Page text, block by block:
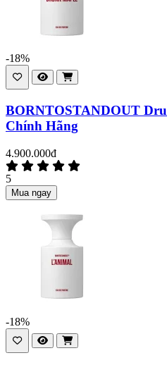
-18%
BORNTOSTANDOUT
Chính Hãng
4.900.000đ
5
Mua ngay
-18%